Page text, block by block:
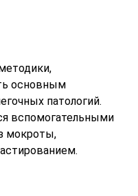
основным
патологий.
вспомогательными
мокроты,